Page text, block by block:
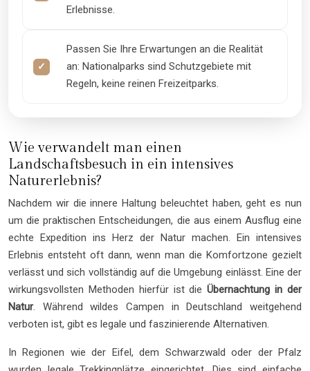
Erlebnisse.
Passen Sie Ihre Erwartungen an die Realität
an: Nationalparks sind Schutzgebiete mit
Regeln, keine reinen Freizeitparks.
Wie verwandelt man einen
Landschaftsbesuch in ein intensives
Naturerlebnis?
Nachdem wir die innere Haltung beleuchtet haben, geht es nun
um die praktischen Entscheidungen, die aus einem Ausflug eine
echte Expedition ins Herz der Natur machen. Ein intensives
Erlebnis entsteht oft dann, wenn man die Komfortzone gezielt
verlässt und sich vollständig auf die Umgebung einlässt. Eine der
wirkungsvollsten Methoden hierfür ist dieÜbernachtung in der
Natur. Während wildes Campen in Deutschland weitgehend
verboten ist, gibt es legale und faszinierende Alternativen.
In Regionen wie der Eifel, dem Schwarzwald oder der Pfalz